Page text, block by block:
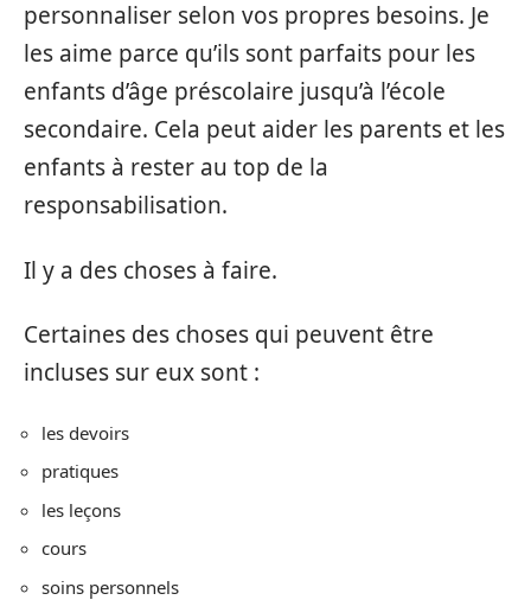
personnaliser selon vos propres besoins. Je
les aime parce qu’ils sont parfaits pour les
enfants d’âge préscolaire jusqu’à l’école
secondaire. Cela peut aider les parents et les
enfants à rester au top de la
responsabilisation.
Il y a des choses à faire.
Certaines des choses qui peuvent être
incluses sur eux sont :
les devoirs
pratiques
les leçons
cours
soins personnels